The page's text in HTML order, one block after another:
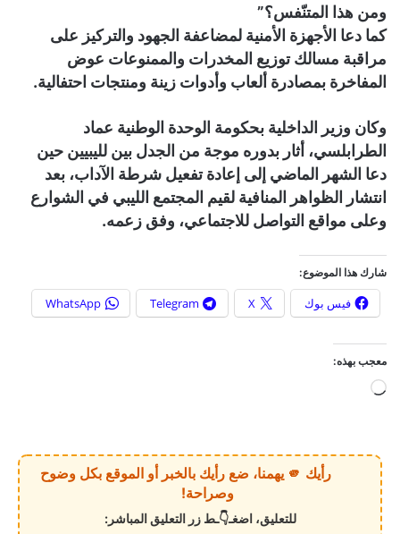
ومن هذا المتنّفس؟”
كما دعا الأجهزة الأمنية لمضاعفة الجهود والتركيز على
مراقبة مسالك توزيع المخدرات والممنوعات عوض
المفاخرة بمصادرة ألعاب وأدوات زينة ومنتجات احتفالية.
وكان وزير الداخلية بحكومة الوحدة الوطنية عماد
الطرابلسي، أثار بدوره موجة من الجدل بين لليبيين حين
دعا الشهر الماضي إلى إعادة تفعيل شرطة الآداب، بعد
انتشار الظواهر المنافية لقيم المجتمع الليبي في الشوارع
وعلى مواقع التواصل للاجتماعي، وفق زعمه.
شارك هذا الموضوع:
فيس بوك X
Telegram
WhatsApp
معجب بهذه:
ي
رأيك 🫵 يهمنا، ضع رأيك بالخبر أو الموقع بكل وضوح
وصراحة!
للتعليق، اضغـ👇ـط زر التعليق المباشر: